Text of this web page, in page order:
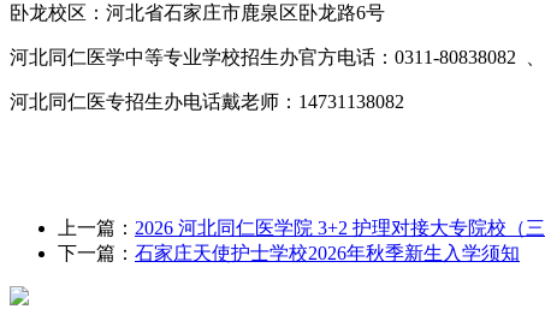
卧龙校区：河北省石家庄市鹿泉区卧龙路6号
河北同仁医学中等专业学校招生办官方电话：0311-80838082
河北同仁医专招生办电话戴老师：14731138082
上一篇： 2026 河北同仁医学院 3+2 护理对接大专院校（三
下一篇： 石家庄天使护士学校2026年秋季新生入学须知